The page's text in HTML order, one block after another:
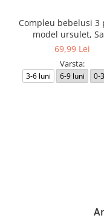
Compleu bebelusi 3
model ursulet,
69,99 Lei
Varsta:
3-6 luni 6-9 luni 0-